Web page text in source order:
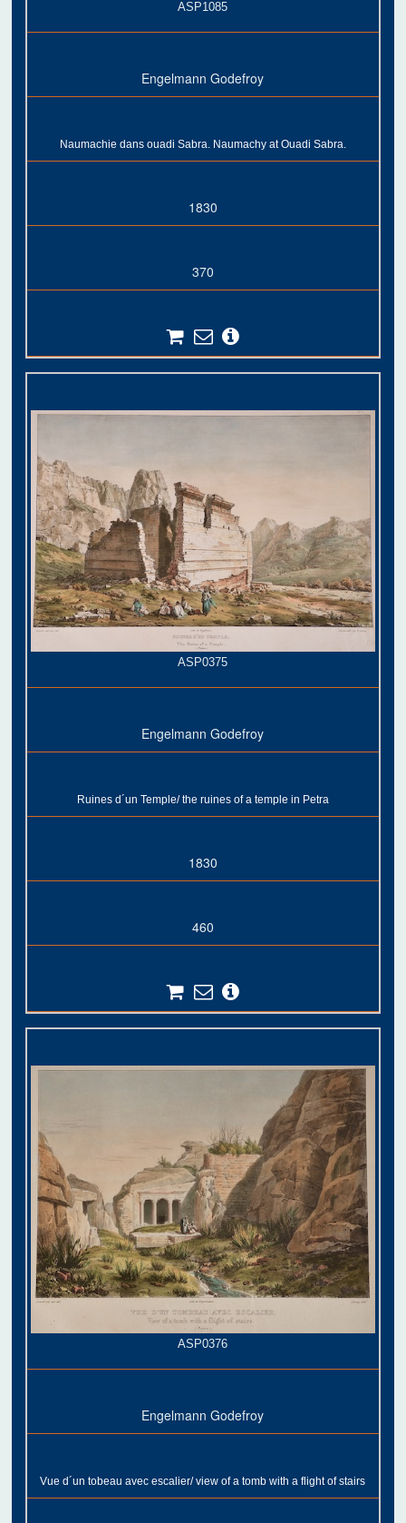
ASP1085
Engelmann Godefroy
Naumachie dans ouadi Sabra. Naumachy at Ouadi Sabra.
1830
370
ASP0375
Engelmann Godefroy
Ruines d´un Temple/ the ruines of a temple in Petra
1830
460
ASP0376
Engelmann Godefroy
Vue d´un tobeau avec escalier/ view of a tomb with a flight of stairs